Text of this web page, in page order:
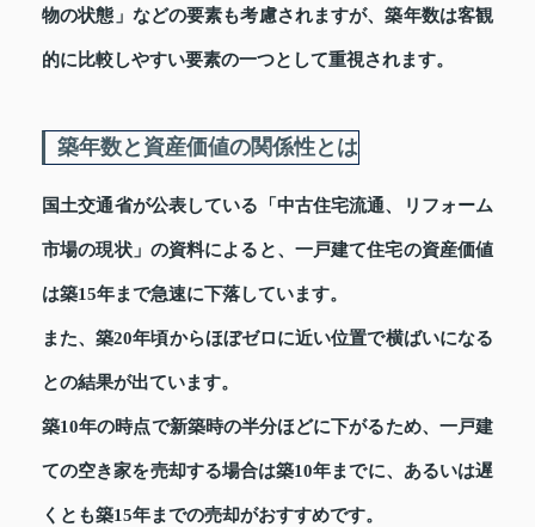
物の状態」などの要素も考慮されますが、築年数は客観
的に比較しやすい要素の一つとして重視されます。
築年数と資産価値の関係性とは
国土交通省が公表している「中古住宅流通、リフォーム
市場の現状」の資料によると、一戸建て住宅の資産価値
は築15年まで急速に下落しています。
また、築20年頃からほぼゼロに近い位置で横ばいになる
との結果が出ています。
築10年の時点で新築時の半分ほどに下がるため、一戸建
ての空き家を売却する場合は築10年までに、あるいは遅
くとも築15年までの売却がおすすめです。